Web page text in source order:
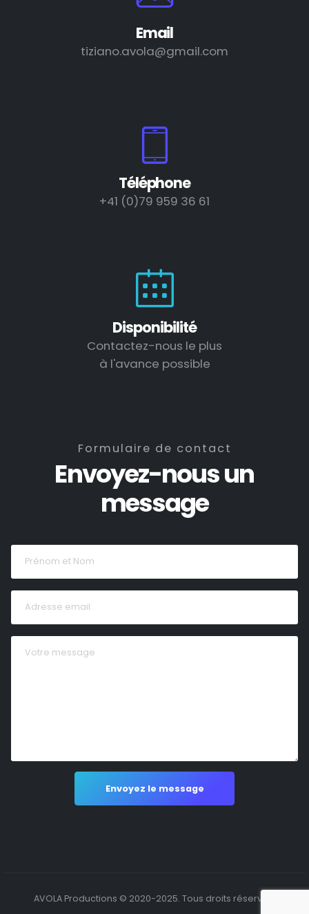
Email
tiziano.avola@gmail.com
Téléphone
+41 (0)79 959 36 61
Disponibilité
Contactez-nous le plus
à l'avance possible
Formulaire de contact
Envoyez-nous un
message
AVOLA Productions © 2020-2025. Tous droits réservés.